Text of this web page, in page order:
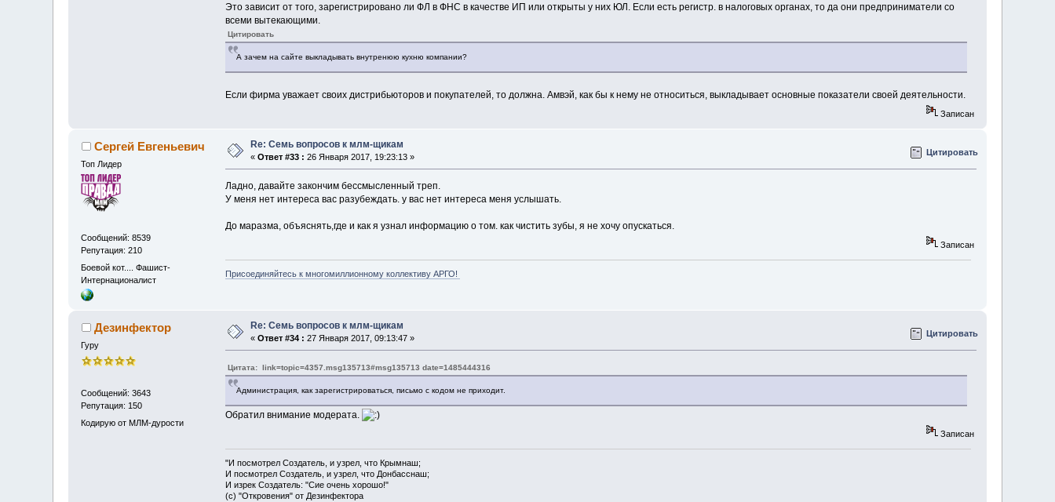
Это зависит от того, зарегистрировано ли ФЛ в ФНС в качестве ИП или открыты у них ЮЛ. Если есть регистр. в налоговых органах, то да они предприниматели со
всеми вытекающими.
Цитировать
А зачем на сайте выкладывать внутренюю кухню компании?
Если фирма уважает своих дистрибьюторов и покупателей, то должна. Амвэй, как бы к нему не относиться, выкладывает основные показатели своей деятельности.
Записан
Сергей Евгеньевич
Топ Лидер
Сообщений: 8539
Репутация: 210
Боевой кот.... Фашист-
Интернационалист
Re: Семь вопросов к млм-щикам
«Ответ #33 : 26 Января 2017, 19:23:13 » Цитировать
Ладно, давайте закончим бессмысленный треп.
У меня нет интереса вас разубеждать. у вас нет интереса меня услышать.
До маразма, объяснять,где и как я узнал информацию о том. как чистить зубы, я не хочу опускаться.
Записан
Присоединяйтесь к многомиллионному коллективу АРГО!
Дезинфектор
Гуру
Сообщений: 3643
Репутация: 150
Кодирую от МЛМ-дурости
Re: Семь вопросов к млм-щикам
«Ответ #34 : 27 Января 2017, 09:13:47 » Цитировать
Цитата: link=topic=4357.msg135713#msg135713 date=1485444316
Администрация, как зарегистрироваться, письмо с кодом не приходит.
Обратил внимание модерата.
Записан
"И посмотрел Создатель, и узрел, что Крымнаш;
И посмотрел Создатель, и узрел, что Донбасснаш;
И изрек Создатель: "Сие очень хорошо!"
(с) "Откровения" от Дезинфектора